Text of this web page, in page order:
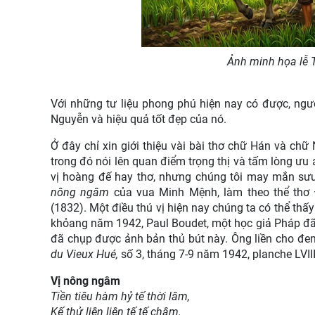
Ảnh minh họa lễ
Với những tư liệu phong phú hiện nay có được,
Nguyễn và hiệu quả tốt đẹp của nó.
Ở đây chỉ xin giới thiệu vài bài thơ chữ Hán và
trong đó nói lên quan điểm trọng thị và tấm lòng
vị hoàng đế hay thơ, nhưng chúng tôi may mắn
nông ngâm của vua Minh Mệnh, làm theo thể
(1832). Một điều thú vị hiện nay chúng ta có thể
khỏang năm 1942, Paul Boudet, một học giả Pháp
đã chụp được ảnh bản thủ bút này. Ông liền cho
du Vieux Hué, số 3, tháng 7-9 năm 1942, planche
Vị nông ngâm
Tiền tiêu hàm hỷ tế thời lâm,
Kế thử liên liên tế tế châm.